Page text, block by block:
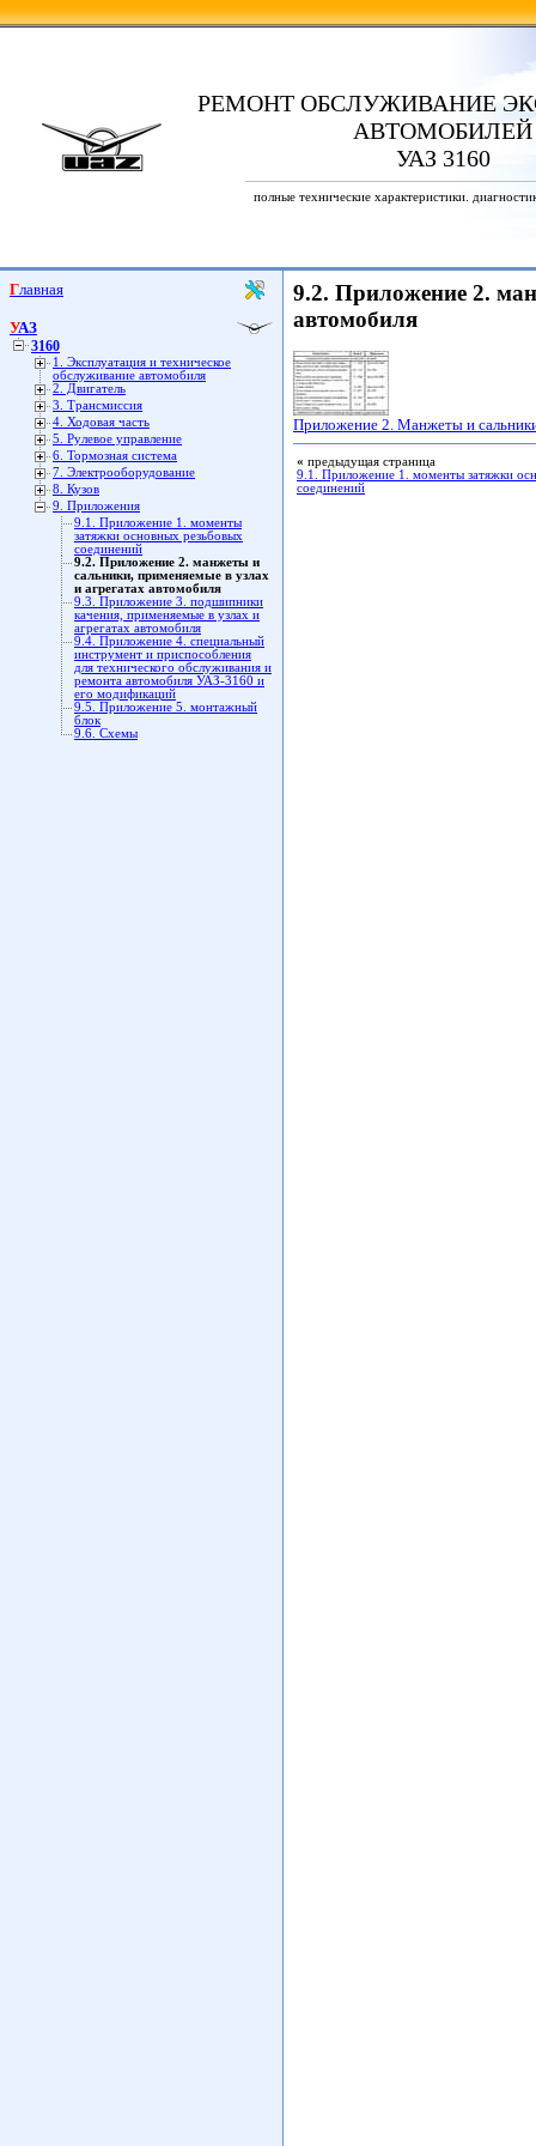
РЕМОНТ ОБСЛУЖИВАНИЕ
АВТОМОБИЛЕЙ
УАЗ 3160
полные технические характеристики.
Главная
УАЗ
3160
1. Эксплуатация и техническое
обслуживание автомобиля
2. Двигатель
3. Трансмиссия
4. Ходовая часть
5. Рулевое управление
6. Тормозная система
7. Электрооборудование
8. Кузов
9. Приложения
9.1. Приложение 1. моменты
затяжки основных резьбовых
соединений
9.2. Приложение 2. манжеты и
сальники, применяемые в узлах
и агрегатах автомобиля
9.3. Приложение 3. подшипники
качения, применяемые в узлах и
агрегатах автомобиля
9.4. Приложение 4. специальный
инструмент и приспособления
для технического обслуживания и
ремонта автомобиля УАЗ-3160 и
его модификаций
9.5. Приложение 5. монтажный
блок
9.6. Cхемы
9.2. Приложение 2.
автомобиля
Приложение 2. Манжеты и
« предыдущая страница
9.1. Приложение 1. моменты затяжки
соединений